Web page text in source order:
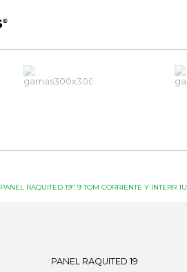
PANEL RAQUITED 19" 9 TOM CORRIENTE Y INTERR 1U